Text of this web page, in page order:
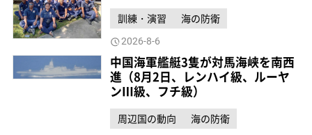
訓練・演習 海の防衛
2026-8-6
中国海軍艦艇3隻が対馬海峡を南西
進（8月2日、レンハイ級、ルーヤ
ンⅢ級、フチ級）
周辺国の動向 海の防衛